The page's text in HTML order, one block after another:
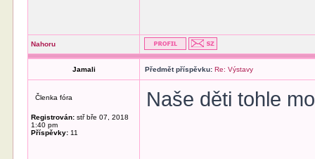
Nahoru
Jamali Předmět příspěvku: Re: Výstavy
Členka fóra
Registrován: stř bře 07, 2018
1:40 pm
Příspěvky: 11
Naše děti tohle